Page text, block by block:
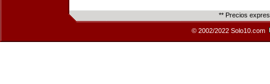
** Precios
© 2002/2022 Solo10.com